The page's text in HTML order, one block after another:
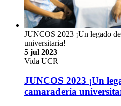
JUNCOS 2023 ¡Un legado
universitaria!
5 jul 2023
Vida UCR
JUNCOS 2023 ¡Un
camaradería